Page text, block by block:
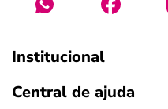
Institucional
Central de ajuda